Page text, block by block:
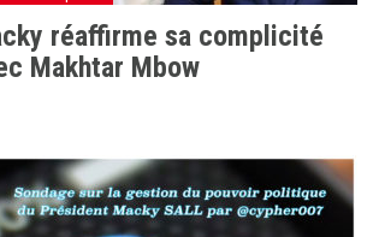
réaffirme sa complicité
Makhtar Mbow